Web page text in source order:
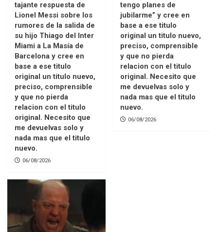
tajante respuesta de
Lionel Messi sobre los
rumores de la salida de
su hijo Thiago del Inter
Miami a La Masía de
Barcelona y cree en
base a ese titulo
original un titulo nuevo,
preciso, comprensible
y que no pierda
relacion con el titulo
original. Necesito que
me devuelvas solo y
nada mas que el titulo
nuevo.
06/08/2026
tengo planes de
jubilarme” y cree en
base a ese titulo
original un titulo nuevo,
preciso, comprensible
y que no pierda
relacion con el titulo
original. Necesito que
me devuelvas solo y
nada mas que el titulo
nuevo.
06/08/2026